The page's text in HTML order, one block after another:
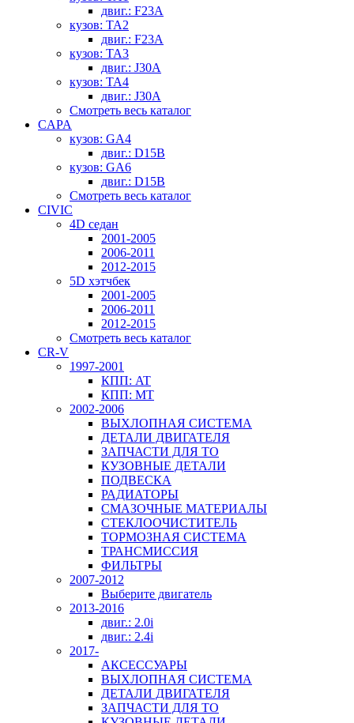
двиг.: F23A
кузов: TA2
двиг.: F23A
кузов: TA3
двиг.: J30A
кузов: TA4
двиг.: J30A
Смотреть весь каталог
CAPA
кузов: GA4
двиг.: D15B
кузов: GA6
двиг.: D15B
Смотреть весь каталог
CIVIC
4D седан
2001-2005
2006-2011
2012-2015
5D хэтчбек
2001-2005
2006-2011
2012-2015
Смотреть весь каталог
CR-V
1997-2001
КПП: AT
КПП: MT
2002-2006
ВЫХЛОПНАЯ СИСТЕМА
ДЕТАЛИ ДВИГАТЕЛЯ
ЗАПЧАСТИ ДЛЯ ТО
КУЗОВНЫЕ ДЕТАЛИ
ПОДВЕСКА
РАДИАТОРЫ
СМАЗОЧНЫЕ МАТЕРИАЛЫ
СТЕКЛООЧИСТИТЕЛЬ
ТОРМОЗНАЯ СИСТЕМА
ТРАНСМИССИЯ
ФИЛЬТРЫ
2007-2012
Выберите двигатель
2013-2016
двиг.: 2.0i
двиг.: 2.4i
2017-
АКСЕССУАРЫ
ВЫХЛОПНАЯ СИСТЕМА
ДЕТАЛИ ДВИГАТЕЛЯ
ЗАПЧАСТИ ДЛЯ ТО